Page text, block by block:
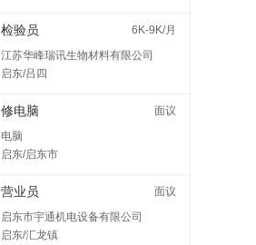
检验员
6K-9K/月
江苏华峰瑞讯生物材料有限公司
启东/吕四
修电脑
面议
电脑
启东/启东市
营业员
面议
启东市宇通机电设备有限公司
启东/汇龙镇